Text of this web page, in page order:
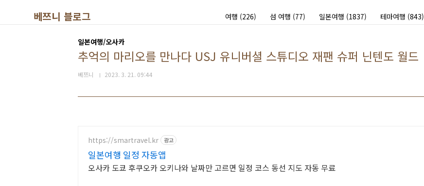
베쯔니 블로그 여행 (226) 섬 여행 (77) 일본여행 (1837) 테마여행 (843)
일본여행/오사카
추억의 마리오를 만나다 USJ 유니버셜 스튜디오 재팬 슈퍼 닌텐도 월드
베쯔니 2023. 3. 21. 09:44
https://smartravel.kr 광고
일본여행 일정 자동앱
오사카 도쿄 후쿠오카 오키나와 날짜만 고르면 일정 코스 동선 지도 자동 무료